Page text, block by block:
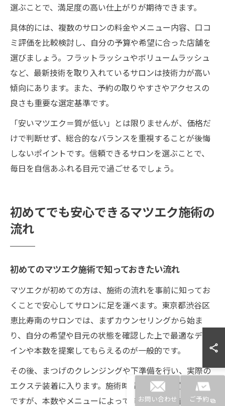
選ぶことで、満足度の高い仕上がりが期待できます。
具体的には、複数のサロンの料金やメニュー内容、口コ
ミ評価を比較検討し、自分の予算や希望に合った店舗を
選びましょう。フラットラッシュやボリュームラッシュ
など、最新技術を取り入れているサロンは技術力が高い
傾向にあります。また、予約の取りやすさやアクセスの
良さも重要な選定基準です。
「安いマツエク＝質が低い」とは限りませんが、価格だ
けで判断せず、総合的なバランスを重視することが後悔
しないポイントです。信頼できるサロンを選ぶことで、
毎日を自信あふれる目元で過ごせるでしょう。
初めてでも安心できるマツエク施術の
流れ
初めてのマツエク施術で知っておきたい流れ
マツエクが初めての方は、施術の流れを事前に知ってお
くことで安心してサロンに足を運べます。東京都渋谷区
恵比寿南のサロンでは、まずカウンセリングから始ま
り、自分の希望や目元の状態を確認した上で最適なデザ
インや本数を提案してもらえるのが一般的です。
その後、まつげのクレンジングや下準備を行い、実際の
エクステ装着に入ります。施術時間は約1時間前後が目安
ですが、本数やメニューによって前後します。施術後は
お問い合わせ ご予約